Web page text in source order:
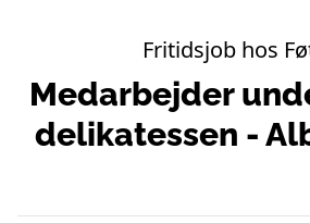
Fritidsjob hos
Medarbejder
delikatessen -